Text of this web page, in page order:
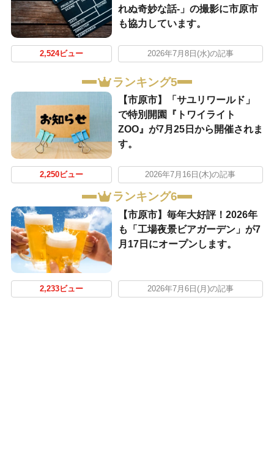
れぬ奇妙な話-」の撮影に市原市
も協力しています。
2,524ビュー 2026年7月8日(水)の記事
ランキング5
【市原市】「サユリワールド」
で特別開園『トワイライト
ZOO』が7月25日から開催されま
す。
2,250ビュー 2026年7月16日(木)の記事
ランキング6
【市原市】毎年大好評！2026年
も「工場夜景ビアガーデン」が7
月17日にオープンします。
2,233ビュー 2026年7月6日(月)の記事